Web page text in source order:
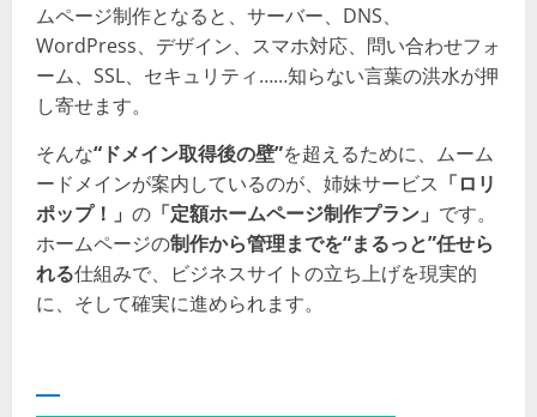
ムページ制作となると、サーバー、DNS、
WordPress、デザイン、スマホ対応、問い合わせフォ
ーム、SSL、セキュリティ……知らない言葉の洪水が押
し寄せます。
そんな“ドメイン取得後の壁”を超えるために、ムーム
ードメインが案内しているのが、姉妹サービス 「ロリ
ポップ！」 の 「定額ホームページ制作プラン」 です。
ホームページの制作から管理までを“まるっと”任せら
れる仕組みで、ビジネスサイトの立ち上げを現実的
に、そして確実に進められます。